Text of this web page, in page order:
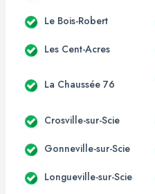
Le Bois-Robert
Les Cent-Acres
La Chaussée 76
Crosville-sur-Scie
Gonneville-sur-Scie
Longueville-sur-Scie